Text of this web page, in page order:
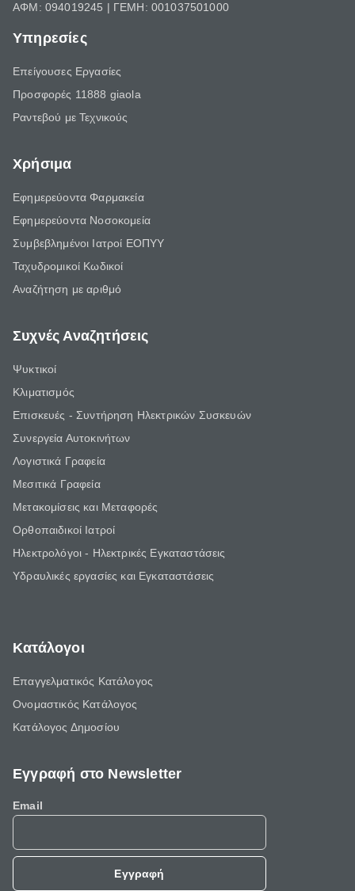
ΑΦΜ: 094019245 | ΓΕΜΗ: 001037501000
Υπηρεσίες
Επείγουσες Εργασίες
Προσφορές 11888 giaola
Ραντεβού με Τεχνικούς
Χρήσιμα
Εφημερεύοντα Φαρμακεία
Εφημερεύοντα Νοσοκομεία
Συμβεβλημένοι Ιατροί ΕΟΠΥΥ
Ταχυδρομικοί Κωδικοί
Αναζήτηση με αριθμό
Συχνές Αναζητήσεις
Ψυκτικοί
Κλιματισμός
Επισκευές - Συντήρηση Ηλεκτρικών Συσκευών
Συνεργεία Αυτοκινήτων
Λογιστικά Γραφεία
Μεσιτικά Γραφεία
Μετακομίσεις και Μεταφορές
Ορθοπαιδικοί Ιατροί
Ηλεκτρολόγοι - Ηλεκτρικές Εγκαταστάσεις
Υδραυλικές εργασίες και Εγκαταστάσεις
Κατάλογοι
Επαγγελματικός Κατάλογος
Ονομαστικός Κατάλογος
Κατάλογος Δημοσίου
Εγγραφή στο Newsletter
Email
Εγγραφή